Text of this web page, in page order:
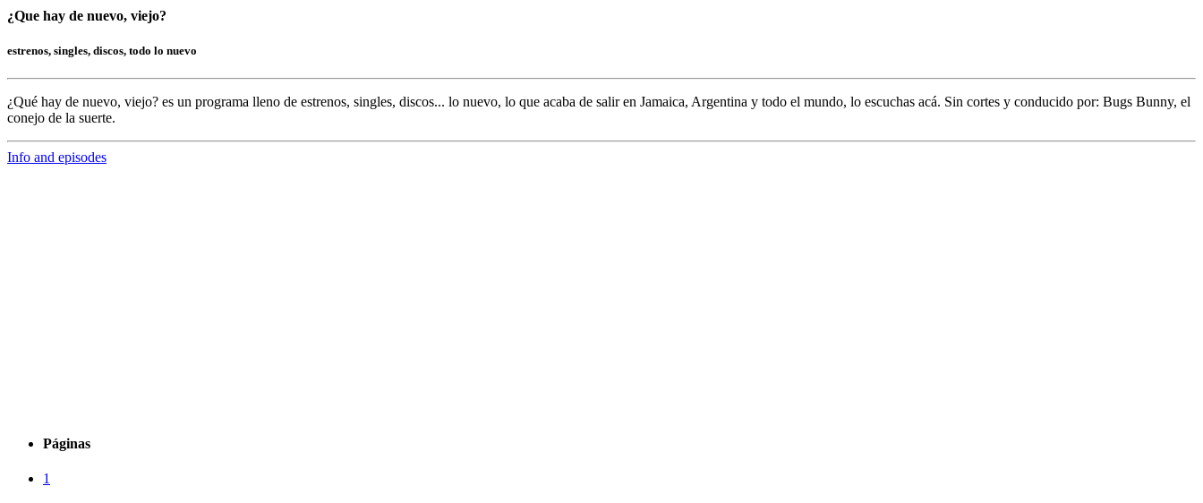
¿Que hay de nuevo, viejo?
estrenos, singles, discos, todo lo nuevo
¿Qué hay de nuevo, viejo? es un programa lleno de estrenos, singles, discos... lo nuevo, lo que acaba de salir en Jamaica, Argentina y todo el mundo, lo escuchas acá. Sin cortes y conducido por: Bugs Bunny, el
conejo de la suerte.
Info and episodes
Páginas
1